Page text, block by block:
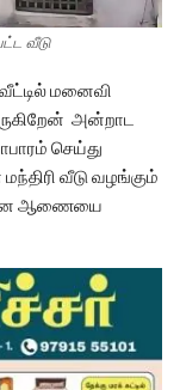
வீடு
மனைவி
அன்றாட
செய்து
வீடு வழங்கும்
ஆணையை